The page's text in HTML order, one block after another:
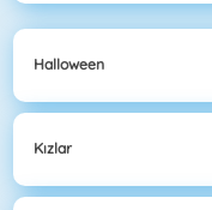
Halloween
Kızlar